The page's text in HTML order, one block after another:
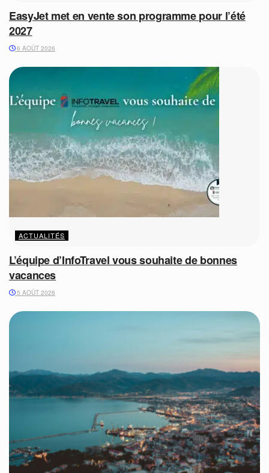
EasyJet met en vente son programme pour l’été
2027
6 AOÛT 2026
ACTUALITÉS
L’équipe d’InfoTravel vous souhaite de bonnes
vacances
5 AOÛT 2026